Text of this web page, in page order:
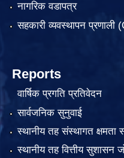
नागरिक वडापत्र
सहकारी व्यवस्थापन
Reports
वार्षिक प्रगति प्रतिवेदन
सार्वजनिक सुनुवाई
स्थानीय तह संस्थागत क्षमता
स्थानीय तह वित्तीय सुशासन